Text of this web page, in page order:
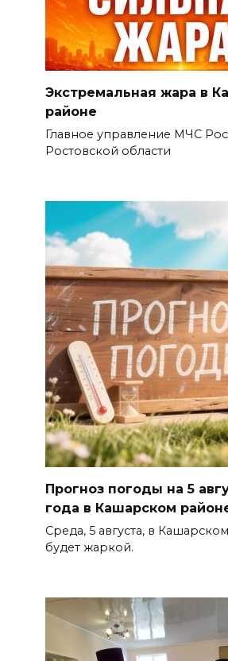
Экстремальная жара в
районе
Главное управление МЧС
Ростовской области
Прогноз погоды на 5
года в Кашарском
Среда, 5 августа, в
будет жаркой.